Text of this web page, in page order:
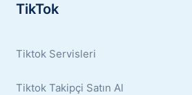
TikTok
Tiktok Servisleri
Tiktok Takipçi Satın Al